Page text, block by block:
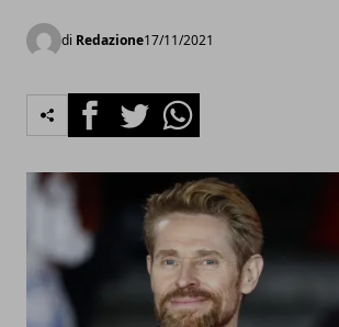
di Redazione17/11/2021
FacebookTwitterWhatsapp